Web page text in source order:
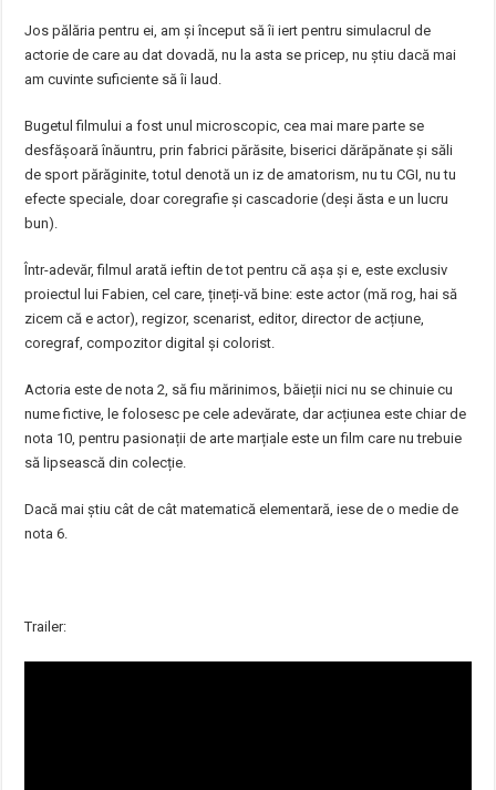
Jos pălăria pentru ei, am și început să îi iert pentru simulacrul de
actorie de care au dat dovadă, nu la asta se pricep, nu știu dacă mai
am cuvinte suficiente să îi laud.
Bugetul filmului a fost unul microscopic, cea mai mare parte se
desfășoară înăuntru, prin fabrici părăsite, biserici dărăpănate și săli
de sport părăginite, totul denotă un iz de amatorism, nu tu CGI, nu tu
efecte speciale, doar coregrafie și cascadorie (deși ăsta e un lucru
bun).
Într-adevăr, filmul arată ieftin de tot pentru că așa și e, este exclusiv
proiectul lui Fabien, cel care, țineți-vă bine: este actor (mă rog, hai să
zicem că e actor), regizor, scenarist, editor, director de acțiune,
coregraf, compozitor digital și colorist.
Actoria este de nota 2, să fiu mărinimos, băieții nici nu se chinuie cu
nume fictive, le folosesc pe cele adevărate, dar acțiunea este chiar de
nota 10, pentru pasionații de arte marțiale este un film care nu trebuie
să lipsească din colecție.
Dacă mai știu cât de cât matematică elementară, iese de o medie de
nota 6.
Trailer: